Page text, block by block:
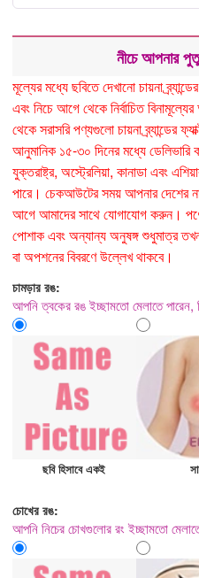
নীচে আপনার
মূল্যের মধ্যে ছবিতে দেখানো চায়না
এবং নিচে আগে থেকে নির্বাচিত
থেকে সরাসরি পণ্যগুলো চায়না ব্র্যান্ডের
আনুমানিক ১৫-৩০ দিনের মধ্যে
যুক্তরাষ্ট্র, অস্ট্রেলিয়া, কানাডা এবং
পারে। চেকআউটের সময় আপনার দেশের
আগে আমাদের সাথে যোগাযোগ করুন।
পোশাক এবং অন্যান্য অনুষঙ্গ শুধুমাত্র
বা অপশনের বিবরণে উল্লেখ থাকবে।
চামড়ার রঙ:
আপনি ত্বকের রঙ ইচ্ছামতো মেলাতে
ছবি হিসাবে একই
চোখের রঙ:
আপনি নিচের চোখগুলোর রং ইচ্ছামতো